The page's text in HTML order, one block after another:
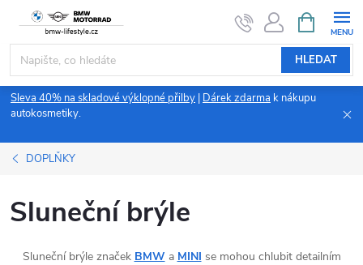
obsah
HLEDAT
NÁKUPNÍ
KOŠÍK
Sleva 40% na skladové výklopné přilby Dárek zdarma k nákupu
autokosmetiky.
DOPLŇKY
Sluneční brýle
Sluneční brýle značek BMW a MINI se mohou chlubit detailním